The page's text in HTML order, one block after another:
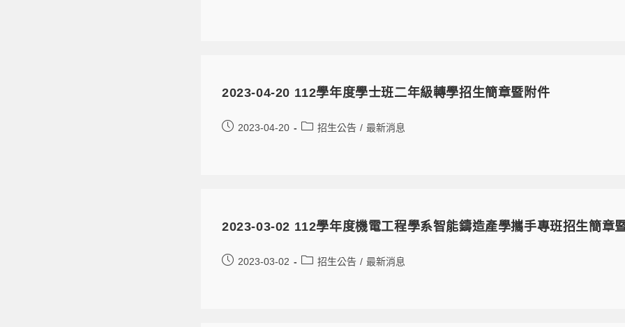
2023-04-20 112學年度學士班二年級轉學招生簡章暨附件
2023-04-20 招生公告 / 最新消息
2023-03-02 112學年度機電工程學系智能鑄造產學攜手專班招生簡章
2023-03-02 招生公告 / 最新消息